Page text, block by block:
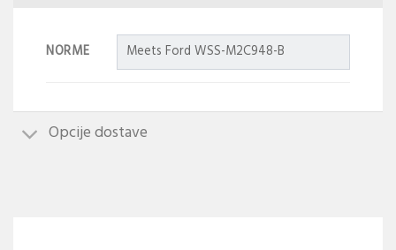
NORME Meets Ford WSS-M2C948-B
Opcije dostave